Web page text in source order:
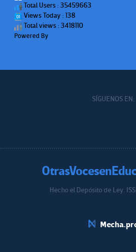
Total Users : 35459663
Views Today : 138
Total views : 3418110
Powered By
SÍGUENOS EN:
Hecho el Depósito de Ley.